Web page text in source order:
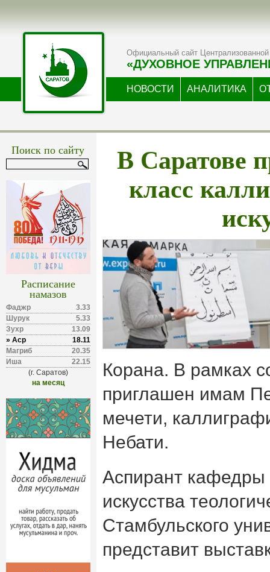
Официальный сайт Централизованной
«ДУХОВНОЕ
НОВОСТИ АНАЛИТИКА
Поиск по сайту
Расписание
намазов
Фаджр
3.33
Шурук
5.33
Зухр
13.09
» Аср
18.11
Магриб
20.35
Иша
22.15
(г. Саратов)
на месяц
В Саратове
класс
Корана. В рамках
приглашен имам
мечети,
Небати.
Аспирант кафедры
искусства
Стамбульского
представит